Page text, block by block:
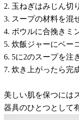
2. 玉ねぎはみじん切
3. スープの材料を混
4. ボウルに合挽きミ
5. 炊飯ジャーにベー
6. 5に2のスープを注
7. 炊き上がったら完
美しい肌を保つには
器具のひとつとして